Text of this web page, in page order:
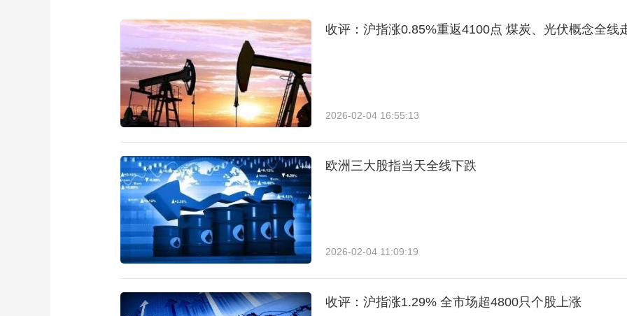
收评：沪指涨0.85%重返4100点 煤炭、光伏概念全线
2026-02-04 16:55:13
欧洲三大股指当天全线下跌
2026-02-04 11:09:19
收评：沪指涨1.29% 全市场超4800只个股上涨